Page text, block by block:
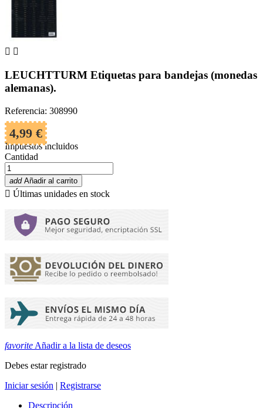
 
LEUCHTTURM Etiquetas para bandejas (monedas
alemanas).
Referencia: 308990
4,99 €
Impuestos incluidos
Cantidad
add Añadir al carrito
 Últimas unidades en stock
favorite Añadir a la lista de deseos
Debes estar registrado
Iniciar sesión | Registrarse
Descripción